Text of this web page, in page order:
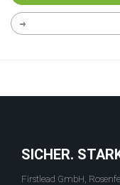
SICHER.
Firstlead GmbH,